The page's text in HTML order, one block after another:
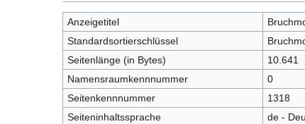
Anzeigetitel
Standardsortierschlüssel
Seitenlänge (in Bytes)
10.641
Namensraumkennnummer
0
Seitenkennnummer
1318
Seiteninhaltssprache
de -